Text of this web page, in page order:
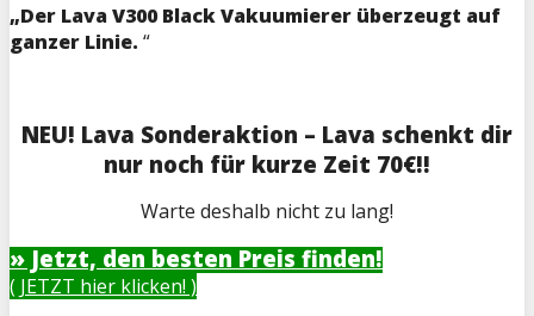
„Der Lava V300 Black Vakuumierer überzeugt auf
ganzer Linie. “
NEU! Lava Sonderaktion – Lava schenkt dir
nur noch für kurze Zeit 70€!!
Warte deshalb nicht zu lang!
» Jetzt, den besten Preis finden!
( JETZT hier klicken! )